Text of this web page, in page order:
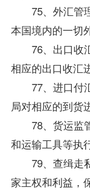
75、外汇管
本国境内的一切
76、出口收
相应的出口收汇
77、进口付
局对相应的到货
78、货运监
和运输工具等执
79、查缉走
家主权和利益，